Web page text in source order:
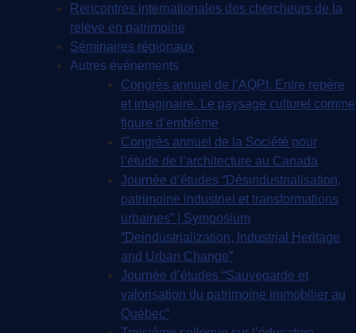
Rencontres internationales des chercheurs de la
relève en patrimoine
Séminaires régionaux
Autres événements
Congrès annuel de l’AQPI. Entre repère
et imaginaire. Le paysage culturel comme
figure d’emblème
Congrès annuel de la Société pour
l’étude de l’architecture au Canada
Journée d’études “Désindustrialisation,
patrimoine industriel et transformations
urbaines” | Symposium
“Deindustrialization, Industrial Heritage
and Urban Change”
Journée d’études “Sauvegarde et
valorisation du patrimoine immobilier au
Québec”